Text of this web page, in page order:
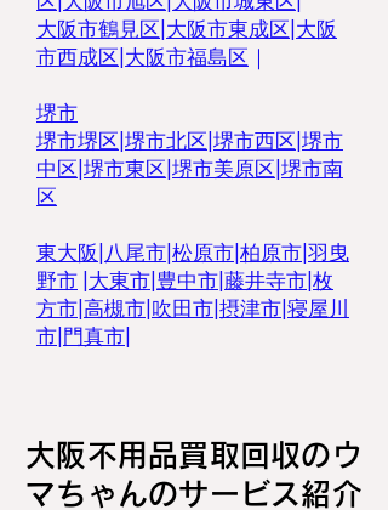
大阪市鶴見区 大阪市東成区 大阪
市西成区| 大阪市福島区 ｜
堺市
堺市堺区 堺市北区 堺市西区 堺市
中区 堺市東区| 堺市美原区 堺市南
区
東大阪 八尾市 松原市 柏原市 羽曳
野市 大東市 豊中市 藤井寺市 枚
方市 高槻市 吹田市 摂津市 寝屋川
市 門真市
大阪不用品買取回収のウ
マちゃんのサービス紹介